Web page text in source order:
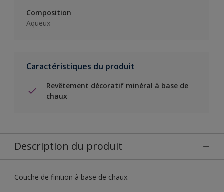
Composition
Aqueux
Caractéristiques du produit
Revêtement décoratif minéral à base de
chaux
Description du produit
Couche de finition à base de chaux.